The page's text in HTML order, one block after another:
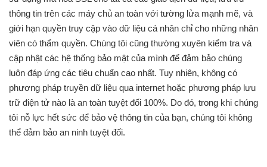
thông tin trên các máy chủ an toàn với tường lửa mạnh mẽ, và
giới hạn quyền truy cập vào dữ liệu cá nhân chỉ cho những nhân
viên có thẩm quyền. Chúng tôi cũng thường xuyên kiểm tra và
cập nhật các hệ thống bảo mật của mình để đảm bảo chúng
luôn đáp ứng các tiêu chuẩn cao nhất. Tuy nhiên, không có
phương pháp truyền dữ liệu qua internet hoặc phương pháp lưu
trữ điện tử nào là an toàn tuyệt đối 100%. Do đó, trong khi chúng
tôi nỗ lực hết sức để bảo vệ thông tin của bạn, chúng tôi không
thể đảm bảo an ninh tuyệt đối.